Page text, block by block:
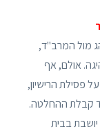
מול המרב"ד,
אולם, אף
פסילת הרישיון,
זו תוך 30 יום ממועד קבלת ההחלטה.
3 רופאים והיא יושבת בבית